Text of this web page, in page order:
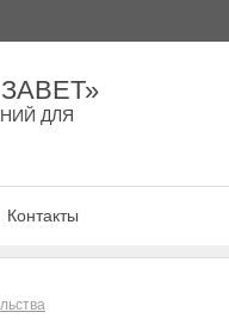
ДЛЯ
Контакты